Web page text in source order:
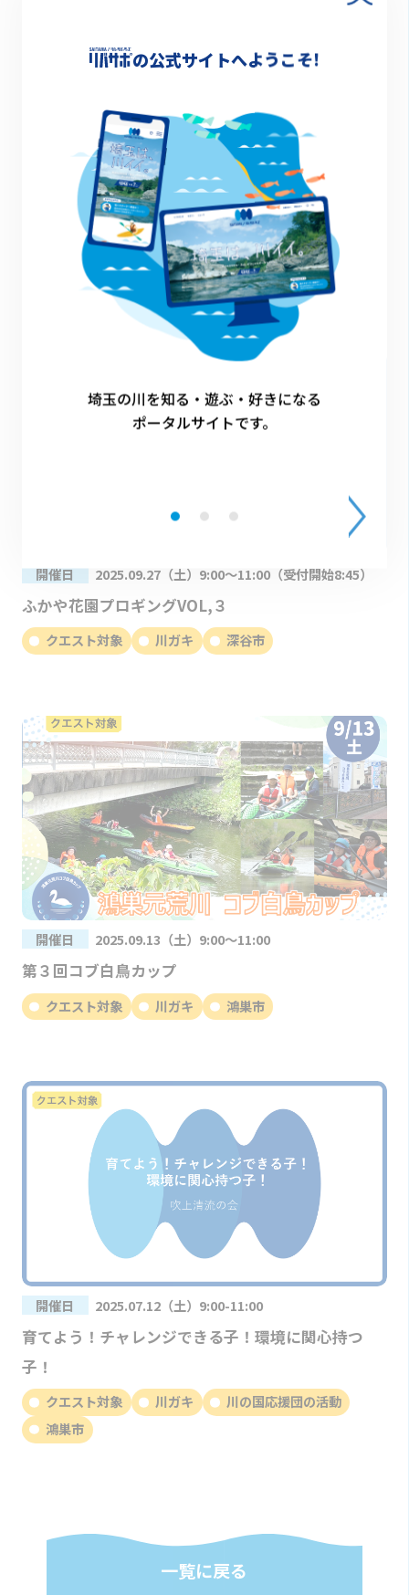
マスのつかみ取り
その他のイベント
開催日 2025.09.27（土）9:00～11:00（受付開始8:45）
ふかや花園プロギングVOL,３
クエスト対象 川ガキ 深谷市
開催日 2025.09.13（土）9:00～11:00
第３回コブ白鳥カップ
クエスト対象 川ガキ 鴻巣市
開催日 2025.07.12（土）9:00-11:00
育てよう！チャレンジできる子！環境に関心持つ
子！
クエスト対象 川ガキ
川の国応援団の活動
鴻巣市
一覧に戻る
の公式サイトへようこそ!
埼玉の川を知る・遊ぶ・好きになる
ポータルサイトです。